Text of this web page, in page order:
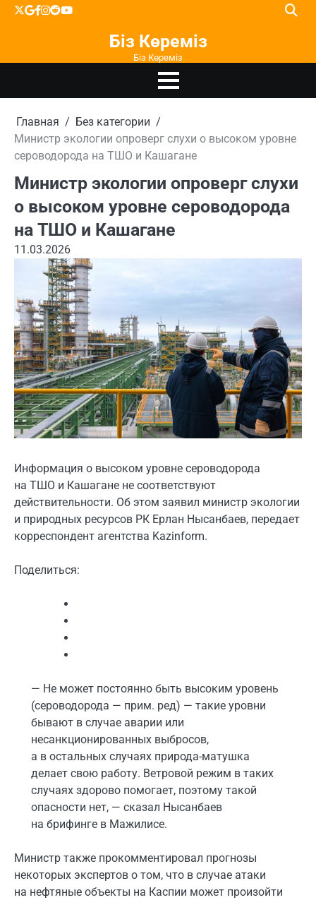
Перейти
X google
facebook
instagram
reddityoutube
Біз Көреміз
Біз Көреміз
Главная
Без категории
Министр экологии опроверг слухи о высоком уровне
сероводорода на ТШО и Кашагане
Министр экологии опроверг слухи
о высоком уровне сероводорода
на ТШО и Кашагане
11.03.2026
Информация о высоком уровне сероводорода
на ТШО и Кашагане не соответствуют
действительности. Об этом заявил министр экологии
и природных ресурсов РК Ерлан Нысанбаев, передает
корреспондент агентства Kazinform.
Поделиться:
— Не может постоянно быть высоким уровень
(сероводорода — прим. ред) — такие уровни
бывают в случае аварии или
несанкционированных выбросов,
а в остальных случаях природа-матушка
делает свою работу. Ветровой режим в таких
случаях здорово помогает, поэтому такой
опасности нет, — сказал Нысанбаев
на брифинге в Мажилисе.
Министр также прокомментировал прогнозы
некоторых экспертов о том, что в случае атаки
на нефтяные объекты на Каспии может произойти